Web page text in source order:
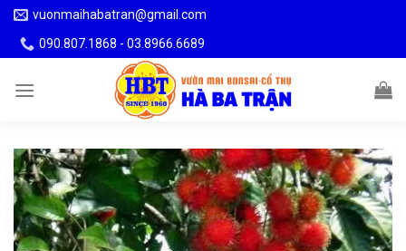
Skip
content
vuonmaihabatran@gmail.com
090.807.1868 - 03.8966.6689